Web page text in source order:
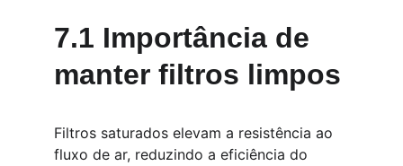
7.1 Importância de
manter filtros limpos
Filtros saturados elevam a resistência ao
fluxo de ar, reduzindo a eficiência do